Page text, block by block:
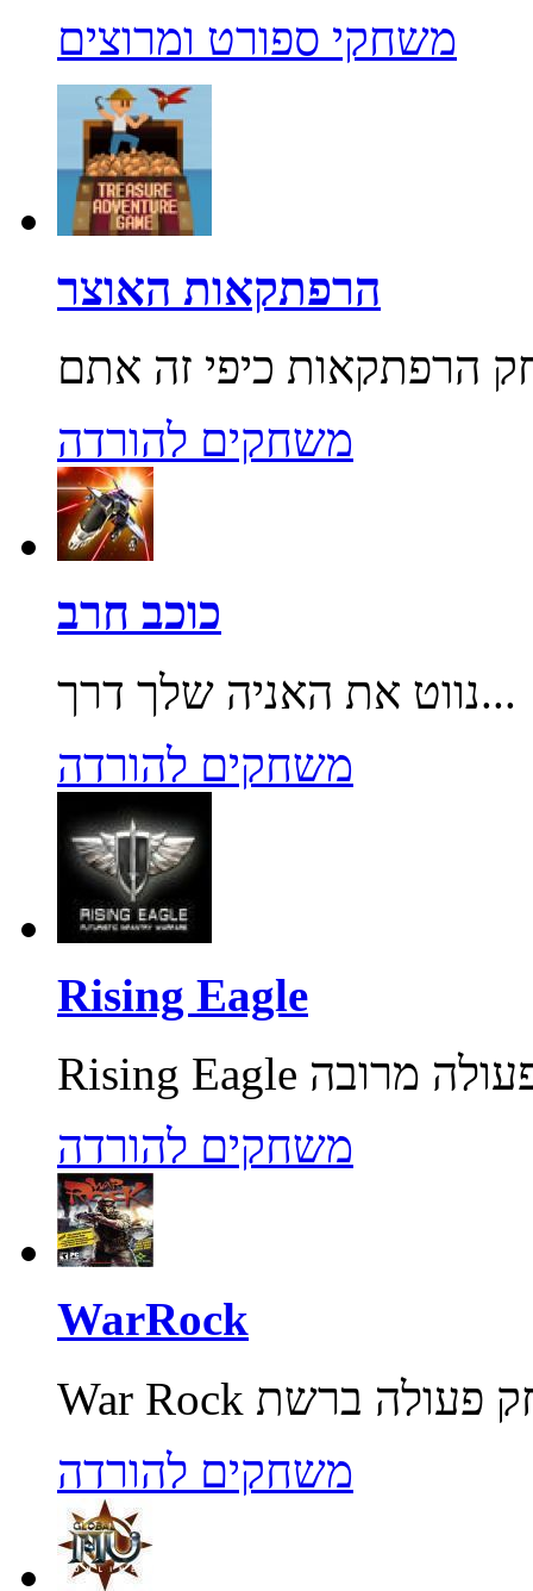
משחקי ספורט ומרוצים
הרפתקאות האוצר
משחקים להורדה
כוכב חרב
נווט את האניה שלך דרך...
משחקים להורדה
Rising Eagle
משחקים להורדה
WarRock
משחקים להורדה